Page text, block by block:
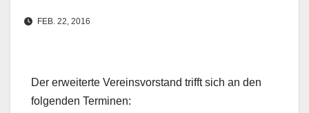
FEB. 22, 2016
Der erweiterte Vereinsvorstand trifft sich an den
folgenden Terminen: